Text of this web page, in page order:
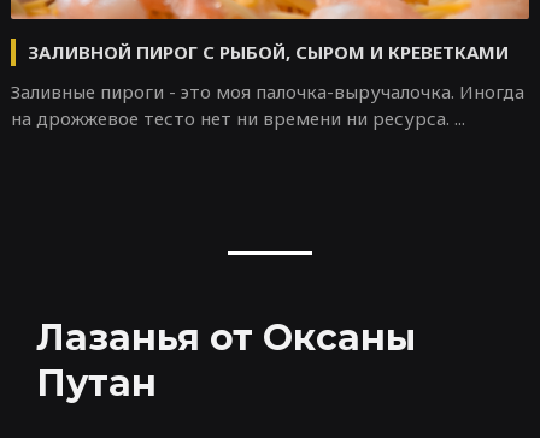
ЗАЛИВНОЙ ПИРОГ С РЫБОЙ, СЫРОМ И КРЕВЕТКАМИ
Заливные пироги - это моя палочка-выручалочка. Иногда
на дрожжевое тесто нет ни времени ни ресурса. ...
Лазанья от Оксаны
Путан